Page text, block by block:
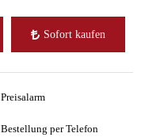
Sofort kaufen
Preisalarm
Bestellung per Telefon